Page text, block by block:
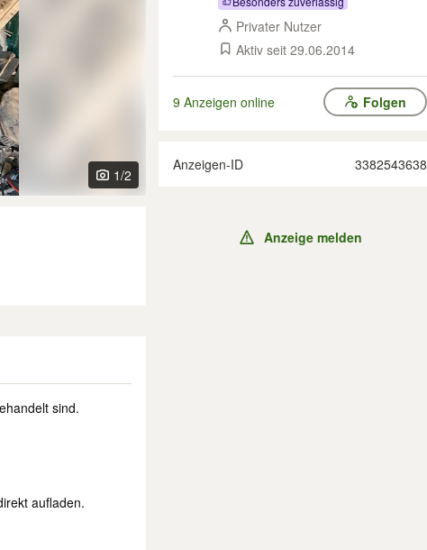
1/2
sind.
aufladen.
Privater Nutzer
Aktiv seit 29.06.2014
9 Anzeigen online Folgen
Anzeigen-ID 3382543638
Anzeige melden